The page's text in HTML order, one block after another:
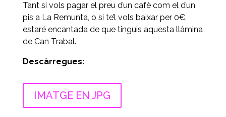
Tant si vols pagar el preu d’un cafè com el d’un
pis a La Remunta, o si te’l vols baixar per 0€,
estaré encantada de que tinguis aquesta llàmina
de Can Trabal.
Descàrregues:
IMATGE EN JPG